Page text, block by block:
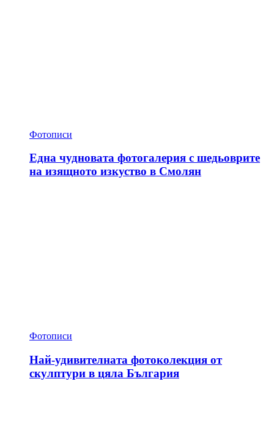
Фотописи
Една чудновата фотогалерия с шедьоврите
на изящното изкуство в Смолян
Фотописи
Най-удивителната фотоколекция от
скулптури в цяла България